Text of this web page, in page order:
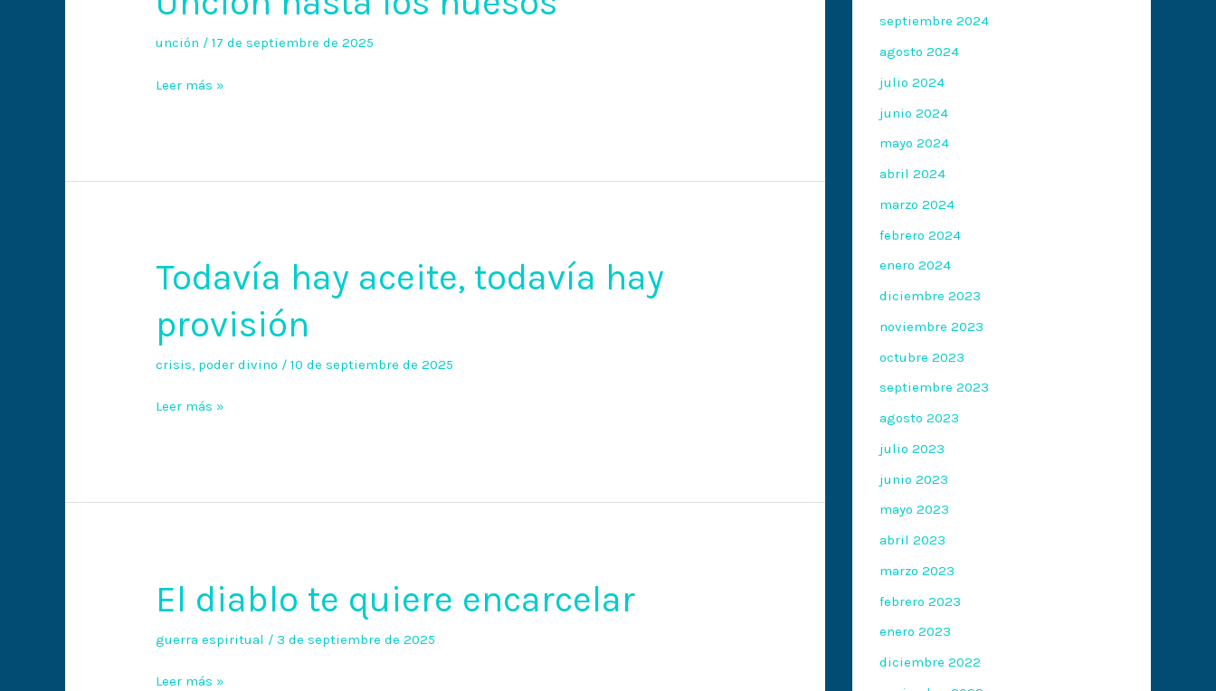
unción /17 de septiembre de 2025
hasta
los
Leer más »
Todavía hay aceite, todavía hay
provisión
crisis, poder divino /10 de septiembre de 2025
Todavía
hay
todavía
hay
Leer más »
El diablo te quiere encarcelar
guerra espiritual /3 de septiembre de 2025
El
diablo
te
encarcelar
Leer más »
septiembre 2024
agosto 2024
julio 2024
junio 2024
mayo 2024
abril 2024
marzo 2024
febrero 2024
enero 2024
diciembre 2023
noviembre 2023
octubre 2023
septiembre 2023
agosto 2023
julio 2023
junio 2023
mayo 2023
abril 2023
marzo 2023
febrero 2023
enero 2023
diciembre 2022